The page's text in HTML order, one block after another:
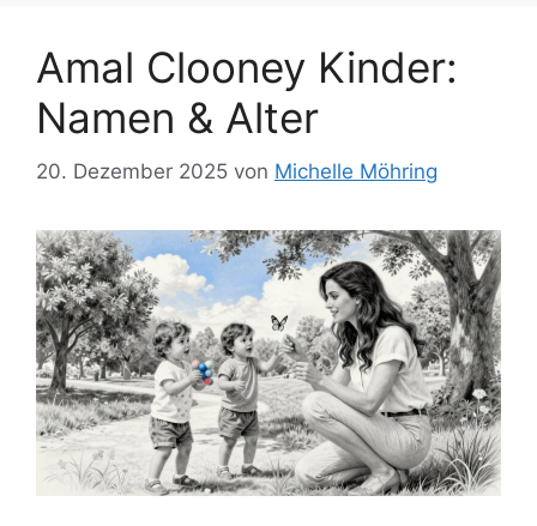
Amal Clooney Kinder:
Namen & Alter
20. Dezember 2025 von Michelle Möhring